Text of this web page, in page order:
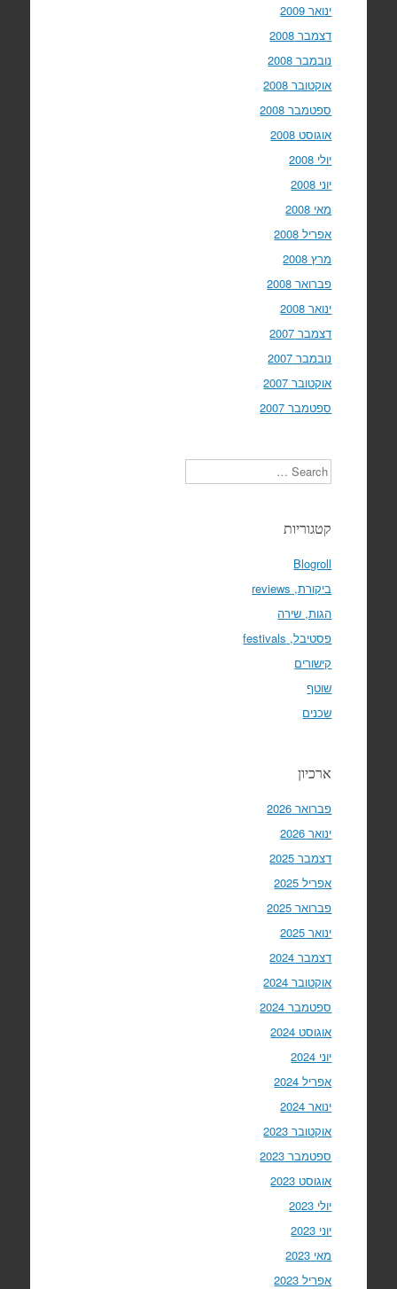
ינואר 2009
דצמבר 2008
נובמבר 2008
אוקטובר 2008
ספטמבר 2008
אוגוסט 2008
יולי 2008
יוני 2008
מאי 2008
אפריל 2008
מרץ 2008
פברואר 2008
ינואר 2008
דצמבר 2007
נובמבר 2007
אוקטובר 2007
ספטמבר 2007
Search
קטגוריות
Blogroll
ביקורת, reviews
הגות, שירה
פסטיבל, festivals
קישורים
שוטף
שכנים
ארכיון
פברואר 2026
ינואר 2026
דצמבר 2025
אפריל 2025
פברואר 2025
ינואר 2025
דצמבר 2024
אוקטובר 2024
ספטמבר 2024
אוגוסט 2024
יוני 2024
אפריל 2024
ינואר 2024
אוקטובר 2023
ספטמבר 2023
אוגוסט 2023
יולי 2023
יוני 2023
מאי 2023
אפריל 2023